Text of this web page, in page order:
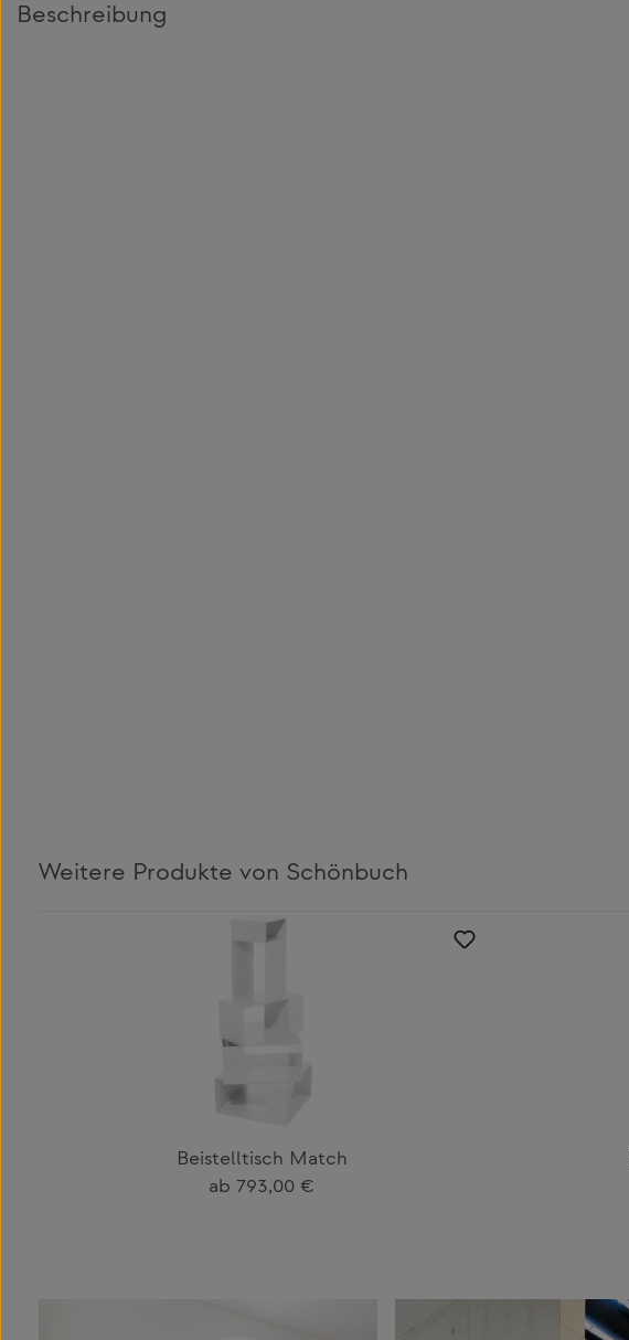
Beschreibung
Weitere Produkte von Schönbuch
Produktgalerie überspringen
Beistelltisch Match
Regulärer Preis:
ab 793,00 €